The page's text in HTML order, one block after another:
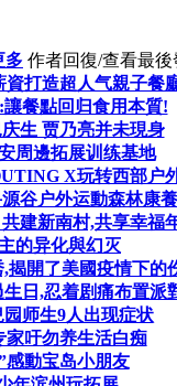
多 作者回復/查看最後
打造超人气親子餐
餐點回归食用本質!
生 贾乃亮并未現身
周邊拓展训练基地
X玩转西部户
谷户外运動森林康
建新南村,共享幸福
的异化與幻灭
揭開了美國疫情下的
日,忍着剧痛布置派
师生9人出现症状
家吁勿养生活白痴
感動宝岛小朋友